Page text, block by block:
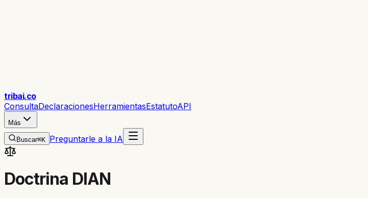
tribai.co
ConsultaDeclaracionesHerramientasEstatutoAPI
Más
Buscar⌘K Preguntarle a la IA
Doctrina DIAN